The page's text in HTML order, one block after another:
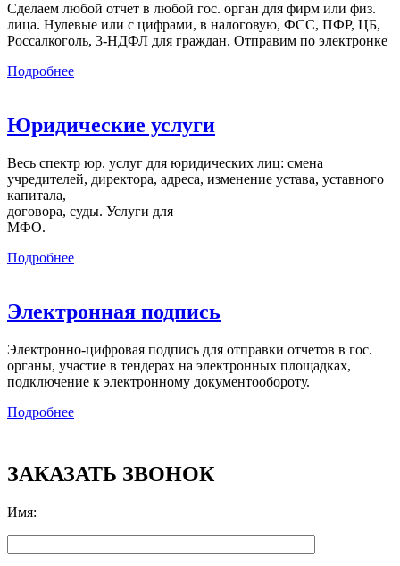
Сделаем любой отчет в любой гос. орган для фирм или физ.
лица. Нулевые или с цифрами, в налоговую, ФСС, ПФР, ЦБ,
Россалкоголь, 3-НДФЛ для граждан. Отправим по электронке
Подробнее
Юридические услуги
Весь спектр юр. услуг для юридических лиц: смена
учредителей, директора, адреса, изменение устава, уставного
капитала,
договора, суды. Услуги для
МФО.
Подробнее
Электронная подпись
Электронно-цифровая подпись для отправки отчетов в гос.
органы, участие в тендерах на электронных площадках,
подключение к электронному документообороту.
Подробнее
ЗАКАЗАТЬ ЗВОНОК
Имя: